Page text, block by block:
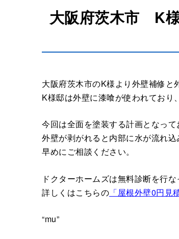
大阪府茨木市 K
大阪府茨木市のK様より外壁補修と
K様邸は外壁に漆喰が使われており
今回は全面を塗装する計画となっ
外壁が剥がれると内部に水が流れ
早めにご相談ください。
ドクターホームズは無料診断を行な
詳しくはこちらの 「屋根外壁0円見
“mu”